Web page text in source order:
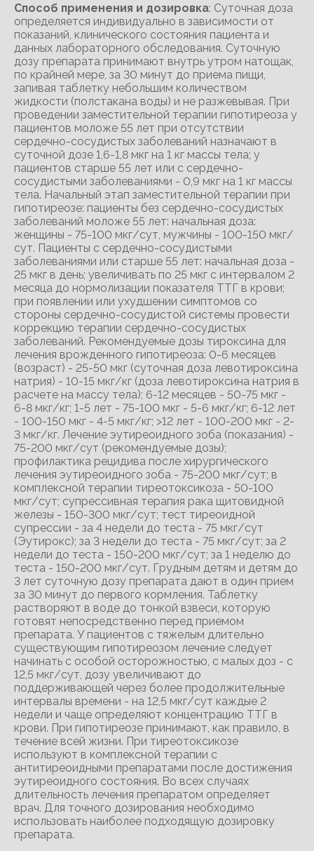
Способ применения и дозировка: Суточная доза
определяется индивидуально в зависимости от
показаний, клинического состояния пациента и
данных лабораторного обследования. Суточную
дозу препарата принимают внутрь утром натощак,
по крайней мере, за 30 минут до приема пищи,
запивая таблетку небольшим количеством
жидкости (полстакана воды) и не разжевывая. При
проведении заместительной терапии гипотиреоза у
пациентов моложе 55 лет при отсутствии
сердечно-сосудистых заболеваний назначают в
суточной дозе 1,6-1,8 мкг на 1 кг массы тела; у
пациентов старше 55 лет или с сердечно-
сосудистыми заболеваниями - 0,9 мкг на 1 кг массы
тела. Начальный этап заместительной терапии при
гипотиреозе: пациенты без сердечно-сосудистых
заболеваний моложе 55 лет: начальная доза:
женщины - 75-100 мкг/сут, мужчины - 100-150 мкг/
сут. Пациенты с сердечно-сосудистыми
заболеваниями или старше 55 лет: начальная доза -
25 мкг в день; увеличивать по 25 мкг с интервалом 2
месяца до нормолизации показателя ТТГ в крови;
при появлении или ухудшении симптомов со
стороны сердечно-сосудистой системы провести
коррекцию терапии сердечно-сосудистых
заболеваний. Рекомендуемые дозы тироксина для
лечения врожденного гипотиреоза: 0-6 месяцев
(возраст) - 25-50 мкг (суточная доза левотироксина
натрия) - 10-15 мкг/кг (доза левотироксина натрия в
расчете на массу тела); 6-12 месяцев - 50-75 мкг -
6-8 мкг/кг; 1-5 лет - 75-100 мкг - 5-6 мкг/кг; 6-12 лет
- 100-150 мкг - 4-5 мкг/кг; >12 лет - 100-200 мкг - 2-
3 мкг/кг. Лечение эутиреоидного зоба (показания) -
75-200 мкг/сут (рекомендуемые дозы);
профилактика рецидива после хирургического
лечения эутиреоидного зоба - 75-200 мкг/сут; в
комплексной терапии тиреотоксикоза - 50-100
мкг/сут; супрессивная терапия рака щитовидной
железы - 150-300 мкг/сут; тест тиреоидной
супрессии - за 4 недели до теста - 75 мкг/сут
(Эутирокс); за 3 недели до теста - 75 мкг/сут; за 2
недели до теста - 150-200 мкг/сут; за 1 неделю до
теста - 150-200 мкг/сут. Грудным детям и детям до
3 лет суточную дозу препарата дают в один прием
за 30 минут до первого кормления. Таблетку
растворяют в воде до тонкой взвеси, которую
готовят непосредственно перед приемом
препарата. У пациентов с тяжелым длительно
существующим гипотиреозом лечение следует
начинать с особой осторожностью, с малых доз - с
12,5 мкг/сут, дозу увеличивают до
поддерживающей через более продолжительные
интервалы времени - на 12,5 мкг/сут каждые 2
недели и чаще определяют концентрацию ТТГ в
крови. При гипотиреозе принимают, как правило, в
течение всей жизни. При тиреотоксикозе
используют в комплексной терапии с
антитиреоидными препаратами после достижения
эутиреоидного состояния. Во всех случаях
длительность лечения препаратом определяет
врач. Для точного дозирования необходимо
использовать наиболее подходящую дозировку
препарата.